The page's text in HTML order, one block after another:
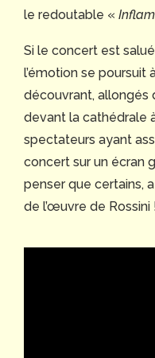
le redoutable «
Si le concert est
l’émotion se poursuit
découvrant, allongés
devant la cathédrale
spectateurs ayant
concert sur un écran
penser que certains,
de l’œuvre de Rossini